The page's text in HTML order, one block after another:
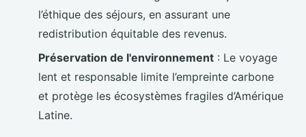
l’éthique des séjours, en assurant une
redistribution équitable des revenus.
Préservation de l'environnement : Le voyage
lent et responsable limite l’empreinte carbone
et protège les écosystèmes fragiles d’Amérique
Latine.